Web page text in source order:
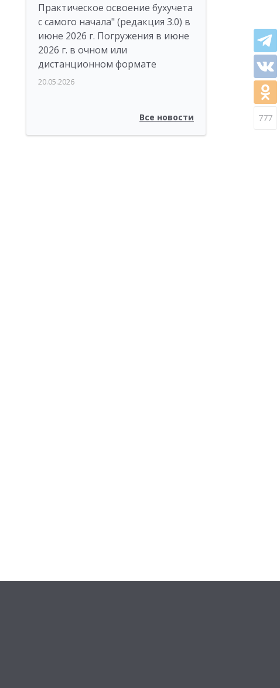
777
Практическое освоение бухучета
с самого начала" (редакция 3.0) в
июне 2026 г. Погружения в июне
2026 г. в очном или
дистанционном формате
20.05.2026
Все новости